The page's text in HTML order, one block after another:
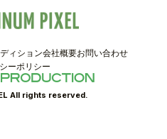
ィション会社概要お問い合わせ
ーポリシー
All rights reserved.